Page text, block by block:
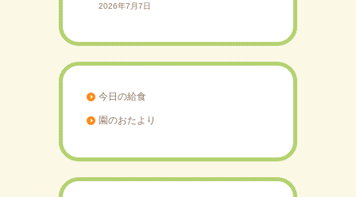
2026年7月7日
今日の給食
園のおたより